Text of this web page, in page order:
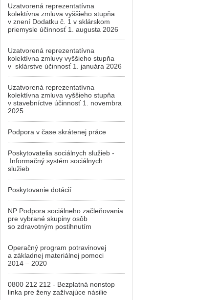
Uzatvorená reprezentatívna
kolektívna zmluva vyššieho stupňa
v znení Dodatku č. 1 v sklárskom
priemysle účinnosť 1. augusta 2026
Uzatvorená reprezentatívna
kolektívna zmluvy vyššieho stupňa
v sklárstve účinnosť 1. januára 2026
Uzatvorená reprezentatívna
kolektívna zmluva vyššieho stupňa
v stavebníctve účinnosť 1. novembra
2025
Podpora v čase skrátenej práce
Poskytovatelia sociálnych služieb -
Informačný systém sociálnych
služieb
Poskytovanie dotácií
NP Podpora sociálneho začleňovania
pre vybrané skupiny osôb
so zdravotným postihnutím
Operačný program potravinovej
a základnej materiálnej pomoci
2014 – 2020
0800 212 212 - Bezplatná nonstop
linka pre ženy zažívajúce násilie